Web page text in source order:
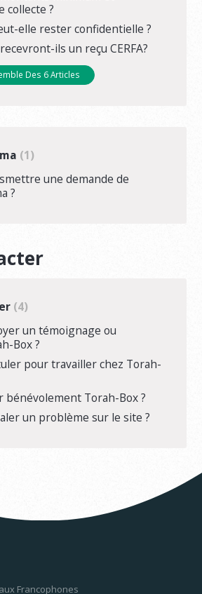
collecte ?
elle rester confidentielle ?
ils un reçu CERFA?
Des 6 Articles
1
une demande de
?
4
un témoignage ou
Box ?
pour travailler chez Torah-
bénévolement Torah-Box ?
un problème sur le site ?
Francophones